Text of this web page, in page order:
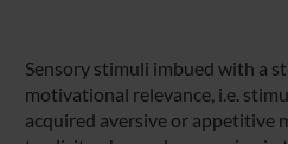
Sensory stimuli imbued with a
motivational relevance, i.e.
acquired aversive or appetitive